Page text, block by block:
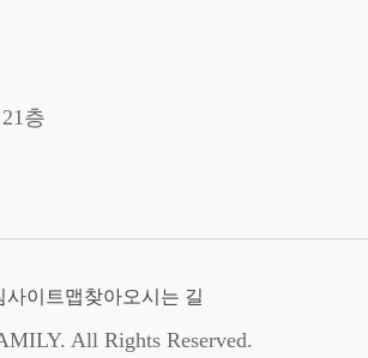
층
사이트맵찾아오시는 길
All Rights Reserved.